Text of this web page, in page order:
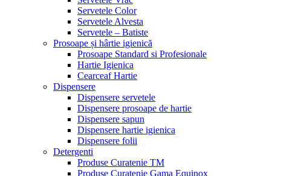
Servetele Color
Servetele Alvesta
Servetele – Batiste
Prosoape și hârtie igienică
Prosoape Standard si Profesionale
Hartie Igienica
Cearceaf Hartie
Dispensere
Dispensere servetele
Dispensere prosoape de hartie
Dispensere sapun
Dispensere hartie igienica
Dispensere folii
Detergenti
Produse Curatenie TM
Produse Curatenie Gama Equinox